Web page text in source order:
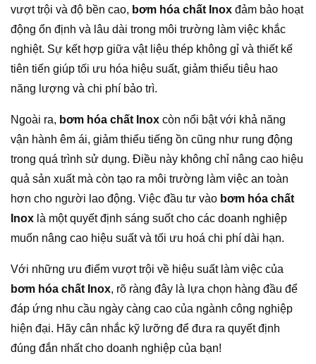
vượt trội và độ bền cao, bơm hóa chất Inox đảm bảo hoạt
động ổn định và lâu dài trong môi trường làm việc khắc
nghiệt. Sự kết hợp giữa vật liệu thép không gỉ và thiết kế
tiên tiến giúp tối ưu hóa hiệu suất, giảm thiểu tiêu hao
năng lượng và chi phí bảo trì.
Ngoài ra, bơm hóa chất Inox còn nổi bật với khả năng
vận hành êm ái, giảm thiểu tiếng ồn cũng như rung động
trong quá trình sử dụng. Điều này không chỉ nâng cao hiệu
quả sản xuất mà còn tạo ra môi trường làm việc an toàn
hơn cho người lao động. Việc đầu tư vào bơm hóa chất
Inox là một quyết định sáng suốt cho các doanh nghiệp
muốn nâng cao hiệu suất và tối ưu hoá chi phí dài hạn.
Với những ưu điểm vượt trội về hiệu suất làm việc của
bơm hóa chất Inox, rõ ràng đây là lựa chọn hàng đầu để
đáp ứng nhu cầu ngày càng cao của ngành công nghiệp
hiện đại. Hãy cân nhắc kỹ lưỡng để đưa ra quyết định
đúng đắn nhất cho doanh nghiệp của bạn!